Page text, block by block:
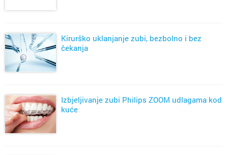
Kirurško uklanjanje zubi, bezbolno i bez
čekanja
Izbjeljivanje zubi Philips ZOOM udlagama kod
kuće